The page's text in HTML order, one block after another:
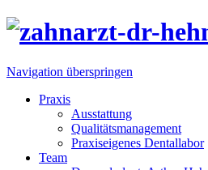
Navigation überspringen
Praxis
Ausstattung
Qualitätsmanagement
Praxiseigenes Dentallabor
Team